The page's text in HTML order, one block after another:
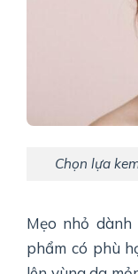
Chọn lựa
Mẹo nhỏ
phẩm có phù